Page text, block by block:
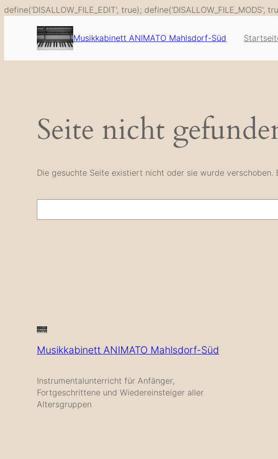
define('DISALLOW_FILE_EDIT', true); define('DISALLOW_FILE_MODS',
Musikkabinett ANIMATO Mahlsdorf-Süd
Seite nicht
Die gesuchte Seite existiert nicht oder sie wurde
Musikkabinett ANIMATO Mahlsdorf-Süd
Instrumentalunterricht für Anfänger,
Fortgeschrittene und Wiedereinsteiger aller
Altersgruppen